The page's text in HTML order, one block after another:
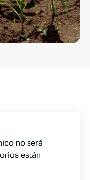
no será
están